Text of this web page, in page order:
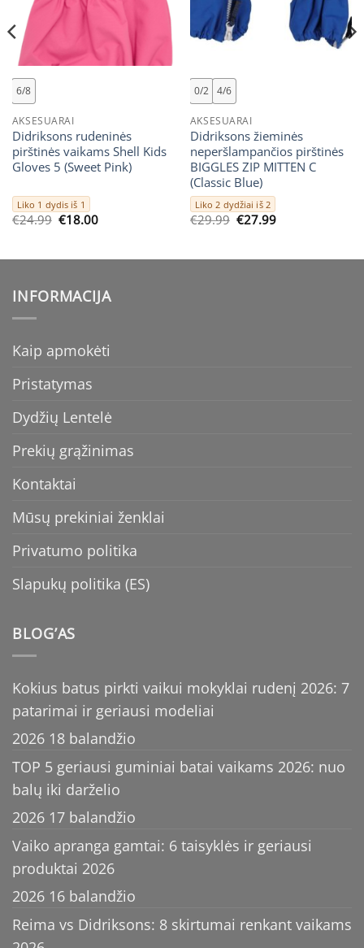
6/8
AKSESUARAI
Didriksons rudeninės
pirštinės vaikams Shell Kids
Gloves 5 (Sweet Pink)
Liko 1 dydis iš 1
€24.99 Original
€24.99.
€18.00Current
€18.00.
0/2 4/6
AKSESUARAI
Didriksons žieminės
neperšlampančios pirštinės
BIGGLES ZIP MITTEN C
(Classic Blue)
Liko 2 dydžiai iš 2
€29.99 Original
€29.99.
€27.99Current
€27.99.
INFORMACIJA
Kaip apmokėti
Pristatymas
Dydžių Lentelė
Prekių grąžinimas
Kontaktai
Mūsų prekiniai ženklai
Privatumo politika
Slapukų politika (ES)
BLOG’AS
Kokius batus pirkti vaikui mokyklai rudenį 2026: 7
patarimai ir geriausi modeliai
2026 18 balandžio
TOP 5 geriausi guminiai batai vaikams 2026: nuo
balų iki darželio
2026 17 balandžio
Vaiko apranga gamtai: 6 taisyklės ir geriausi
produktai 2026
2026 16 balandžio
Reima vs Didriksons: 8 skirtumai renkant vaikams